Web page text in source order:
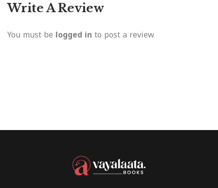
Write A Review
You must be logged in to post a review